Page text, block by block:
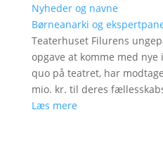
Nyheder og navne
Børneanarki og
Teaterhuset Filurens
opgave at komme med
quo på teatret, har
mio. kr. til deres
Læs mere